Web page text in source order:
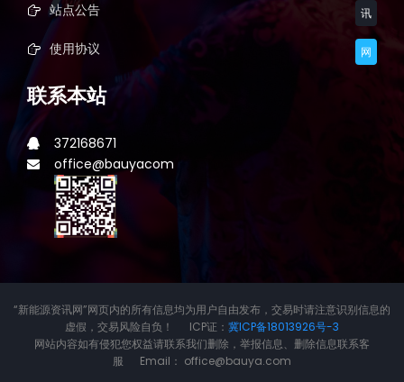
站点公告 讯
使用协议 网
联系本站
372168671
office@bauyacom
“新能源资讯网”网页内的所有信息均为用户自由发布，交易时请注意识别信息的
虚假，交易风险自负！ ICP证： 冀ICP备18013926号-3
网站内容如有侵犯您权益请联系我们删除，举报信息、删除信息联系客
服 Email： office@bauya.com